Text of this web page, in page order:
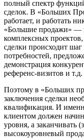
полный спектр
сделок. В «Больших
работает, и работать
«Большие продажи» —
комплексных
сделки происходит
потребностей,
демонстрация
референс-визитов и т.д.
Поэтому в «Больших
заключения сделки
квалификация. И
клиентом должен
уровня, а заканчивать
высокоуровневый